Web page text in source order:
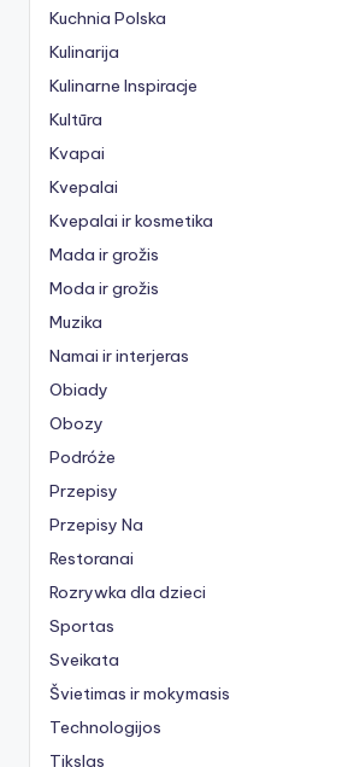
Kuchnia Polska
Kulinarija
Kulinarne Inspiracje
Kultūra
Kvapai
Kvepalai
Kvepalai ir kosmetika
Mada ir grožis
Moda ir grožis
Muzika
Namai ir interjeras
Obiady
Obozy
Podróże
Przepisy
Przepisy Na
Restoranai
Rozrywka dla dzieci
Sportas
Sveikata
Švietimas ir mokymasis
Technologijos
Tikslas